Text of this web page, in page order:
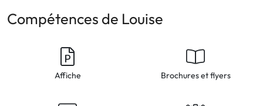
Compétences de Louise
Affiche Brochures et flyers